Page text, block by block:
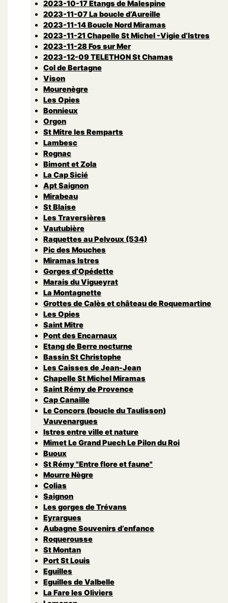
2023-10-17 Etangs de Malespine
2023-11-07 La boucle d’Aureille
2023-11-14 Boucle Nord Miramas
2023-11-21 Chapelle St Michel -Vigie d’Istres
2023-11-28 Fos sur Mer
2023-12-09 TELETHON St Chamas
Col de Bertagne
Vison
Mourenègre
Les Opies
Bonnieux
Orgon
St Mitre les Remparts
Lambesc
Rognac
Bimont et Zola
La Cap Sicié
Apt Saignon
Mirabeau
St Blaise
Les Traversières
Vautubière
Raquettes au Pelvoux (534)
Pic des Mouches
Miramas Istres
Gorges d’Opédette
Marais du Vigueyrat
La Montagnette
Grottes de Calès et château de Roquemartine
Les Opies
Saint Mitre
Pont des Encarnaux
Etang de Berre nocturne
Bassin St Christophe
Les Caisses de Jean-Jean
Chapelle St Michel Miramas
Saint Rémy de Provence
Cap Canaille
Le Concors (boucle du Taulisson)
Vauvenargues
Istres entre ville et nature
Mimet Le Grand Puech Le Pilon du Roi
Buoux
St Rémy "Entre flore et faune"
Mourre Nègre
Colias
Saignon
Les gorges de Trévans
Eyrargues
Aubagne Souvenirs d’enfance
Roquerousse
St Montan
Port St Louis
Eguilles
Eguilles de Valbelle
La Fare les Oliviers